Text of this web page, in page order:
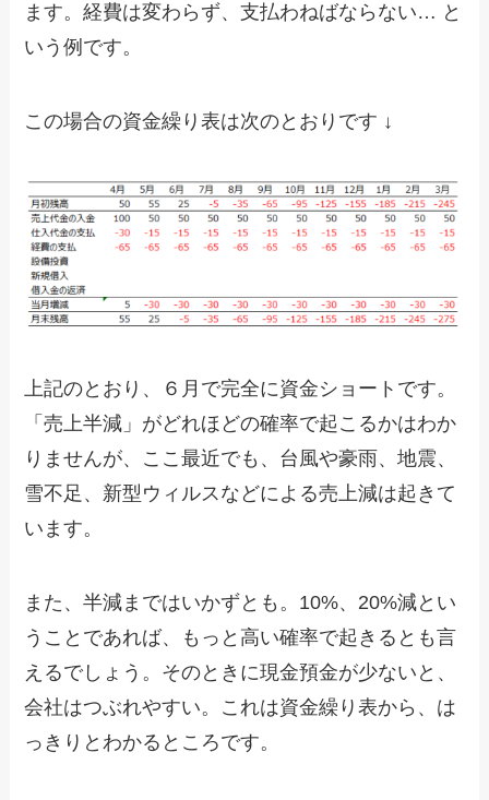
ます。経費は変わらず、支払わねばならない… と
いう例です。
この場合の資金繰り表は次のとおりです ↓
上記のとおり、６月で完全に資金ショートです。
「売上半減」がどれほどの確率で起こるかはわか
りませんが、ここ最近でも、台風や豪雨、地震、
雪不足、新型ウィルスなどによる売上減は起きて
います。
また、半減まではいかずとも。10%、20%減とい
うことであれば、もっと高い確率で起きるとも言
えるでしょう。そのときに現金預金が少ないと、
会社はつぶれやすい。これは資金繰り表から、は
っきりとわかるところです。